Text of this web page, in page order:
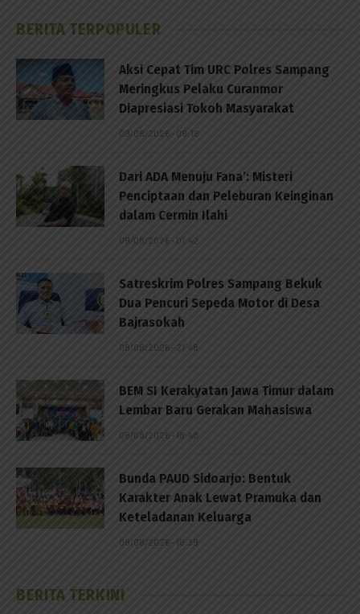
BERITA TERPOPULER
Aksi Cepat Tim URC Polres Sampang
Meringkus Pelaku Curanmor
Diapresiasi Tokoh Masyarakat
09/08/2026 - 08:18
Dari ADA Menuju Fana’: Misteri
Penciptaan dan Peleburan Keinginan
dalam Cermin Ilahi
09/08/2026 - 01:42
Satreskrim Polres Sampang Bekuk
Dua Pencuri Sepeda Motor di Desa
Bajrasokah
08/08/2026 - 21:48
BEM SI Kerakyatan Jawa Timur dalam
Lembar Baru Gerakan Mahasiswa
08/08/2026 - 18:48
Bunda PAUD Sidoarjo: Bentuk
Karakter Anak Lewat Pramuka dan
Keteladanan Keluarga
08/08/2026 - 18:39
BERITA TERKINI